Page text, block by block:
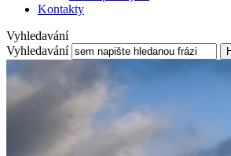
Kontakty
Vyhledavání
Vyhledavání